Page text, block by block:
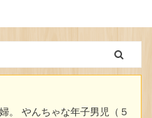
。 やんちゃな年子男児（５